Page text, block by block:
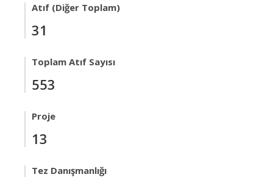
Atıf (Diğer Toplam)
31
Toplam Atıf Sayısı
553
Proje
13
Tez Danışmanlığı